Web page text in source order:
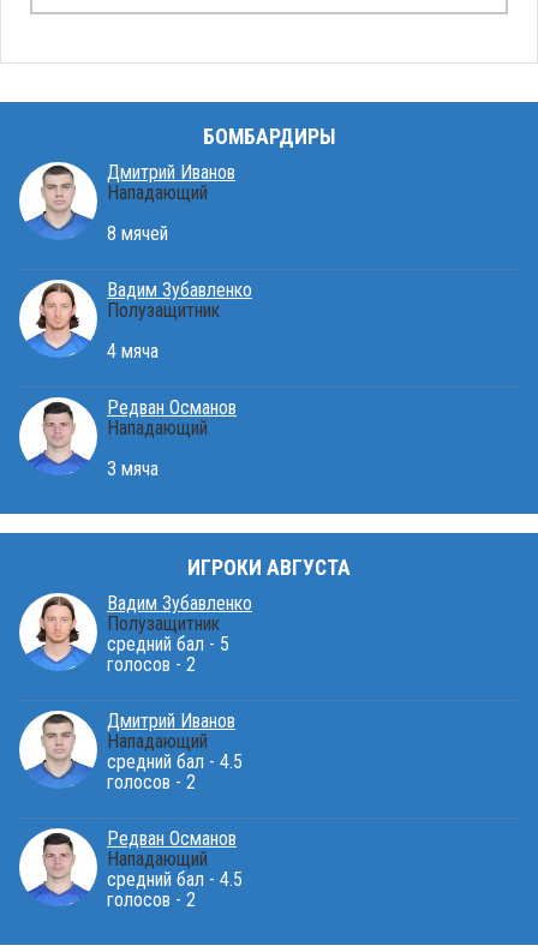
БОМБАРДИРЫ
Дмитрий Иванов
Нападающий
8 мячей
Вадим Зубавленко
Полузащитник
4 мяча
Редван Османов
Нападающий
3 мяча
ИГРОКИ АВГУСТА
Вадим Зубавленко
Полузащитник
средний бал - 5
голосов - 2
Дмитрий Иванов
Нападающий
средний бал - 4.5
голосов - 2
Редван Османов
Нападающий
средний бал - 4.5
голосов - 2